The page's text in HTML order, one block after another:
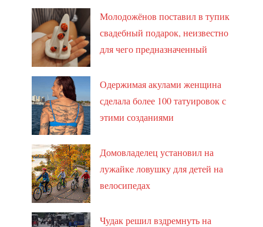
Молодожёнов поставил в тупик
свадебный подарок, неизвестно
для чего предназначенный
Одержимая акулами женщина
сделала более 100 татуировок с
этими созданиями
Домовладелец установил на
лужайке ловушку для детей на
велосипедах
Чудак решил вздремнуть на